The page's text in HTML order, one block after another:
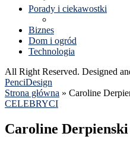
Porady i ciekawostki
Biznes
Dom i ogród
Technologia
All Right Reserved. Designed
PenciDesign
Strona główna » Caroline
CELEBRYCI
Caroline